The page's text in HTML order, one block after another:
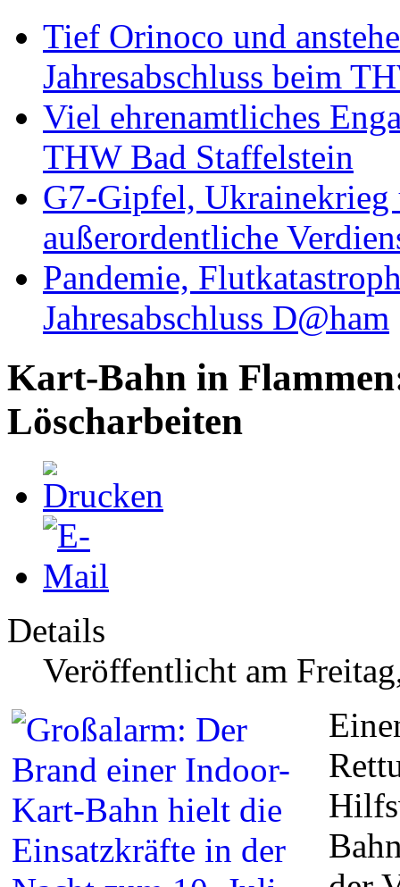
Tief Orinoco und
Jahresabschluss beim
Viel ehrenamtliches
THW Bad Staffelstein
G7-Gipfel, Ukrainekrieg
außerordentliche
Pandemie,
Jahresabschluss D@ham
Kart-Bahn in
Löscharbeiten
Details
Veröffentlicht am